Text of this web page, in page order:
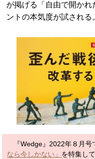
が掲げる「自由で開か
ントの本気度が試される
『Wedge』2022年８月号
なら今しかない」 を特集し